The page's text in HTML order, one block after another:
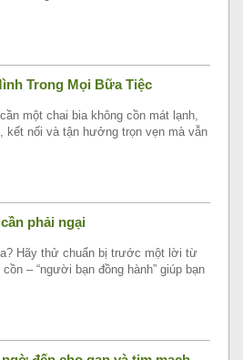
Trong Mọi Bữa Tiệc
một chai bia không cồn mát lạnh,
kết nối và tận hưởng trọn vẹn mà vẫn
phải ngại
Hãy thử chuẩn bị trước một lời từ
– “người bạn đồng hành” giúp bạn